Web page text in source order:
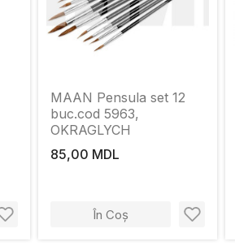
MAAN Pensula set 12
buc.cod 5963,
OKRAGLYCH
85,00 MDL
În Coș